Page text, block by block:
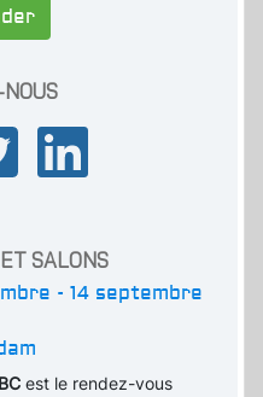
SALONS
- 14 septembre
est le rendez-vous